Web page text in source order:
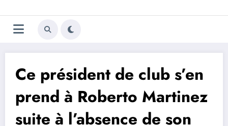
au
contenu
Trivela
L'actualité du football
Ce président de club s’en
prend à Roberto Martinez
suite à l’absence de son